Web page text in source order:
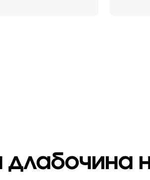
длабочина